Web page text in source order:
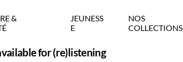
&
JEUNESS
E
NOS
COLLECTIONS
for (re)listening